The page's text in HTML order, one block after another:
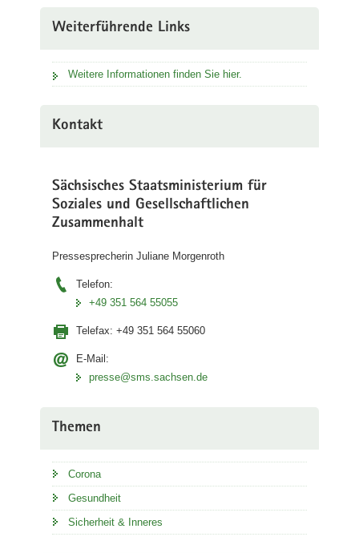
Weiterführende Links
Weitere Informationen finden Sie hier.
Kontakt
Sächsisches Staatsministerium für
Soziales und Gesellschaftlichen
Zusammenhalt
Pressesprecherin Juliane Morgenroth
Telefon:
+49 351 564 55055
Telefax: +49 351 564 55060
E-Mail:
presse@sms.sachsen.de
Themen
Corona
Gesundheit
Sicherheit & Inneres